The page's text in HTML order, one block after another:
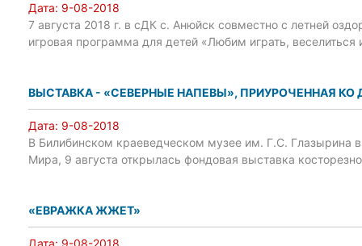
Дата: 9-08-2018
7 августа 2018 г. в сДК с. Анюйск совместно с летней
игровая программа для детей «Любим играть, веселиться
ВЫСТАВКА - «СЕВЕРНЫЕ НАПЕВЫ», ПРИУРОЧЕННАЯ
Дата: 9-08-2018
В Билибинском краеведческом музее им. Г.С. Глазырина
Мира, 9 августа открылась фондовая выставка
«ЕВРАЖКА ЖЖЕТ»
Дата: 9-08-2018